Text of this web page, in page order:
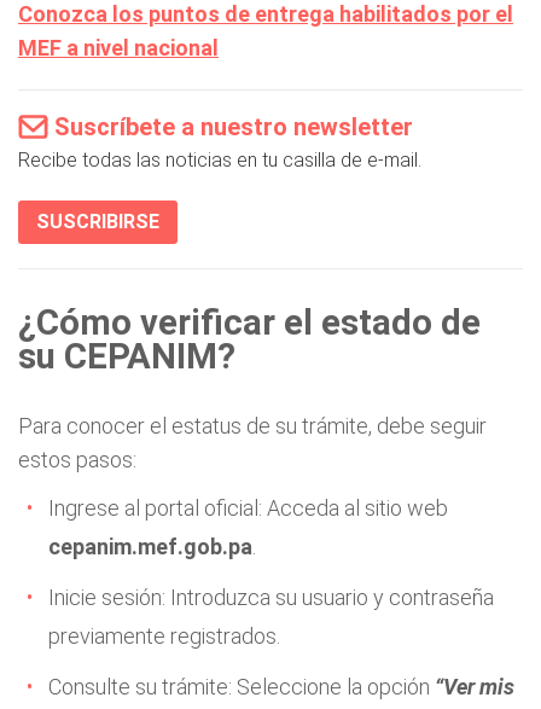
Conozca los puntos de entrega habilitados por el
MEF a nivel nacional
Suscríbete a nuestro newsletter
Recibe todas las noticias en tu casilla de e-mail.
SUSCRIBIRSE
¿Cómo verificar el estado de
su CEPANIM?
Para conocer el estatus de su trámite, debe seguir
estos pasos:
Ingrese al portal oficial: Acceda al sitio web
cepanim.mef.gob.pa
Inicie sesión: Introduzca su usuario y contraseña
previamente registrados.
Consulte su trámite: Seleccione la opción “Ver mis